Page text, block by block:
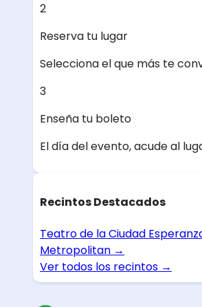
2
Reserva tu lugar
Selecciona el que más te
3
Enseña tu boleto
El día del evento, acude al
Recintos Destacados
Teatro de la Ciudad
Metropolitan →
Ver todos los recintos →